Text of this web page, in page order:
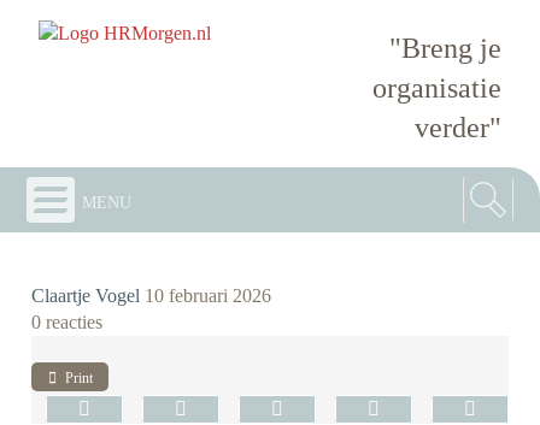
"Breng je
organisatie
verder"
menu
Claartje Vogel 10 februari 2026
0 reacties
Print